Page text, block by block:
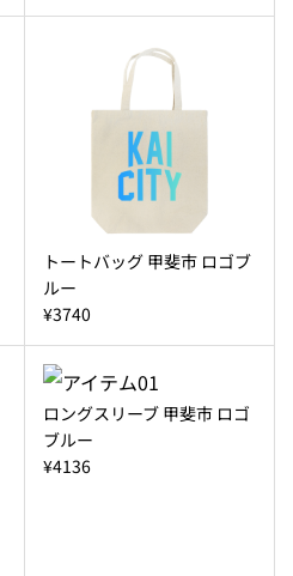
トートバッグ 甲斐市 ロゴブ
ルー
¥3740
ロングスリーブ 甲斐市 ロゴ
ブルー
¥4136